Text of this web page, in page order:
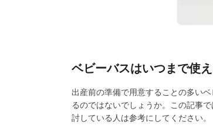
ベビーバスはいつまで使
出産前の準備で用意することの多い
るのではないでしょうか。この記事
討している人は参考にしてください。